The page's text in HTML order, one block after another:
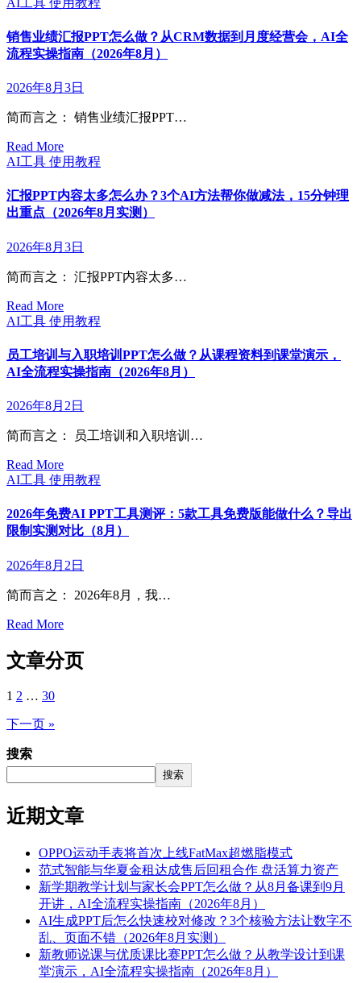
销售业绩汇报PPT怎么做？从CRM数据到月度经营会，AI全
流程实操指南（2026年8月）
2026年8月3日
简而言之： 销售业绩汇报PPT…
Read More
AI工具 使用教程
汇报PPT内容太多怎么办？3个AI方法帮你做减法，15分钟理
出重点（2026年8月实测）
2026年8月3日
简而言之： 汇报PPT内容太多…
Read More
AI工具 使用教程
员工培训与入职培训PPT怎么做？从课程资料到课堂演示，
AI全流程实操指南（2026年8月）
2026年8月2日
简而言之： 员工培训和入职培训…
Read More
AI工具 使用教程
2026年免费AI PPT工具测评：5款工具免费版能做什么？导出
限制实测对比（8月）
2026年8月2日
简而言之： 2026年8月，我…
Read More
文章分页
1 2 … 30
下一页 »
搜索
搜索
近期文章
OPPO运动手表将首次上线FatMax超燃脂模式
范式智能与华夏金租达成售后回租合作 盘活算力资产
新学期教学计划与家长会PPT怎么做？从8月备课到9月
开讲，AI全流程实操指南（2026年8月）
AI生成PPT后怎么快速校对修改？3个核验方法让数字不
乱、页面不错（2026年8月实测）
新教师说课与优质课比赛PPT怎么做？从教学设计到课
堂演示，AI全流程实操指南（2026年8月）